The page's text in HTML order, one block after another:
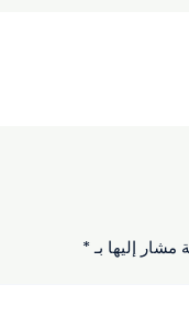
مشار إليها بـ*